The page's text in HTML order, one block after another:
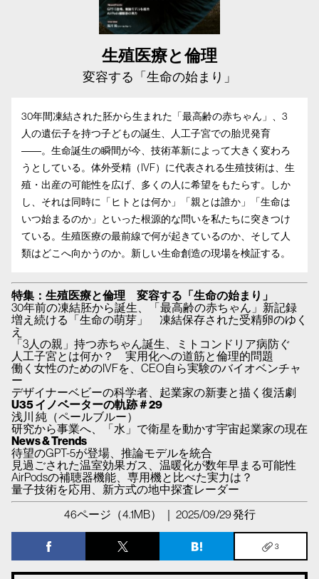
生殖医療と倫理
変容する「生命の始まり」
30年間凍結された胚から生まれた「最高齢の赤ちゃん」、3
人の遺伝子を持つ子どもの誕生、人工子宮での胎児発育
――。生命誕生の瞬間が今、技術革新によって大きく変わろ
うとしている。体外受精（IVF）に代表される生殖技術は、生
殖・出産の可能性を広げ、多くの人に希望をもたらす。しか
し、それは同時に「ヒトとは何か」「親とは誰か」「生命は
いつ始まるのか」といった根源的な問いを私たちに突きつけ
ている。生殖医療の最前線で何が起きているのか、そして人
類はどこへ向かうのか。新しい生命創造の現場を検証する。
特集：生殖医療と倫理 変容する「生命の始まり」
30年前の凍結胚から誕生、「最高齢の赤ちゃん」新記録
増え続ける「生命の萌芽」 凍結保存された受精卵のゆく
え
「3人の親」持つ赤ちゃん誕生、ミトコンドリア病防ぐ
人工子宮とは何か？ 実用化への道筋と倫理的問題
働く女性のためのIVFを、CEO自ら実験のバイオベンチャ
ー
デザイナーベビーの科学者、起業家の新妻と描く復活劇
U35 イノベーターの軌跡＃29
浅川 純（ペールブルー）
研究から事業へ、「水」で衛星を動かす宇宙起業家の現在
News & Trends
待望のGPT-5が登場、推論モデルを統合
見過ごされた温室効果ガス、温暖化が数年早まる可能性
AirPodsの補聴器機能、専用機と比べた実力は？
量子技術を応用、新方式の地中探査レーダー
46ページ（4.1MB） ｜ 2025/09/29 発行
3